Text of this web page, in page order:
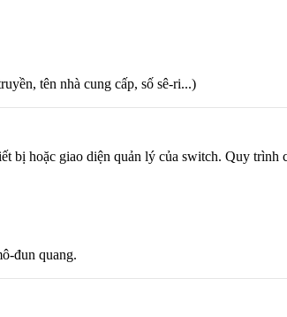
tên nhà cung cấp, số sê-ri...)
bị hoặc giao diện quản lý của switch. Quy trình
đun quang.